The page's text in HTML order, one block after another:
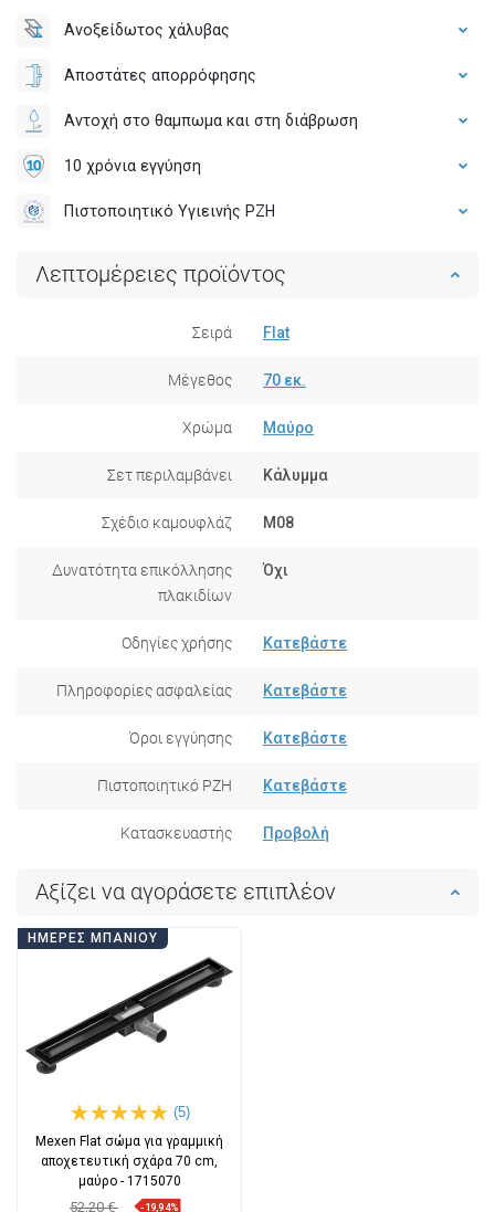
Ανοξείδωτος χάλυβας
Αποστάτες απορρόφησης
Αντοχή στο θαμπωμα και στη διάβρωση
10 χρόνια εγγύηση
Πιστοποιητικό Υγιεινής PZH
Λεπτομέρειες προϊόντος
Σειρά Flat
Μέγεθος 70 εκ.
Χρώμα Μαύρο
Σετ περιλαμβάνει Κάλυμμα
Σχέδιο καμουφλάζ M08
Δυνατότητα επικόλλησης
πλακιδίων
Όχι
Οδηγίες χρήσης Κατεβάστε
Πληροφορίες ασφαλείας Κατεβάστε
Όροι εγγύησης Κατεβάστε
Πιστοποιητικό PZH Κατεβάστε
Κατασκευαστής Προβολή
Αξίζει να αγοράσετε επιπλέον
ΗΜΈΡΕΣ ΜΠΆΝΙΟΥ
(5)
Mexen Flat σώμα για γραμμική
αποχετευτική σχάρα 70 cm,
μαύρο - 1715070
52,20 € -19,94%